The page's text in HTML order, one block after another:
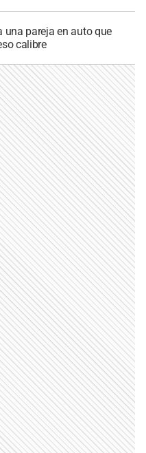
una pareja en auto que
calibre